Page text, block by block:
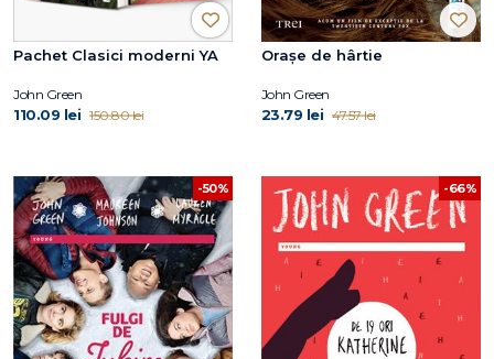
Pachet Clasici moderni YA
John Green
110.09 lei 150.80 lei
Oraşe de hârtie
John Green
23.79 lei 47.57 lei
-50% -66%